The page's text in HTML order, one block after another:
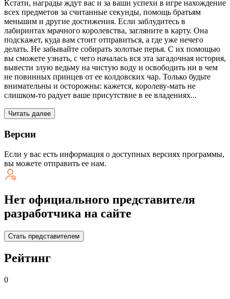
Кстати, награды ждут вас и за ваши успехи в игре нахождение
всех предметов за считанные секунды, помощь братьям
меньшим и другие достижения. Если заблудитесь в
лабиринтах мрачного королевства, загляните в карту. Она
подскажет, куда вам стоит отправиться, а где уже нечего
делать. Не забывайте собирать золотые перья. С их помощью
вы сможете узнать, с чего началась вся эта загадочная история,
вывести злую ведьму на чистую воду и освободить ни в чем
не повинных принцев от ее колдовских чар. Только будьте
внимательны и осторожны: кажется, королеву-мать не
слишком-то радует ваше присутствие в ее владениях...
Читать далее
Версии
Если у вас есть информация о доступных версиях программы,
вы можете отправить ее нам.
Нет официального представителя
разработчика на сайте
Стать представителем
Рейтинг
0